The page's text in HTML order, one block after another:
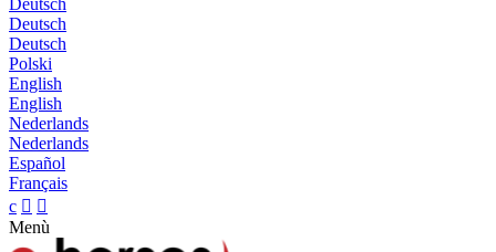
Deutsch
Deutsch
Deutsch
Polski
English
English
Nederlands
Nederlands
Español
Français
c  
Menù